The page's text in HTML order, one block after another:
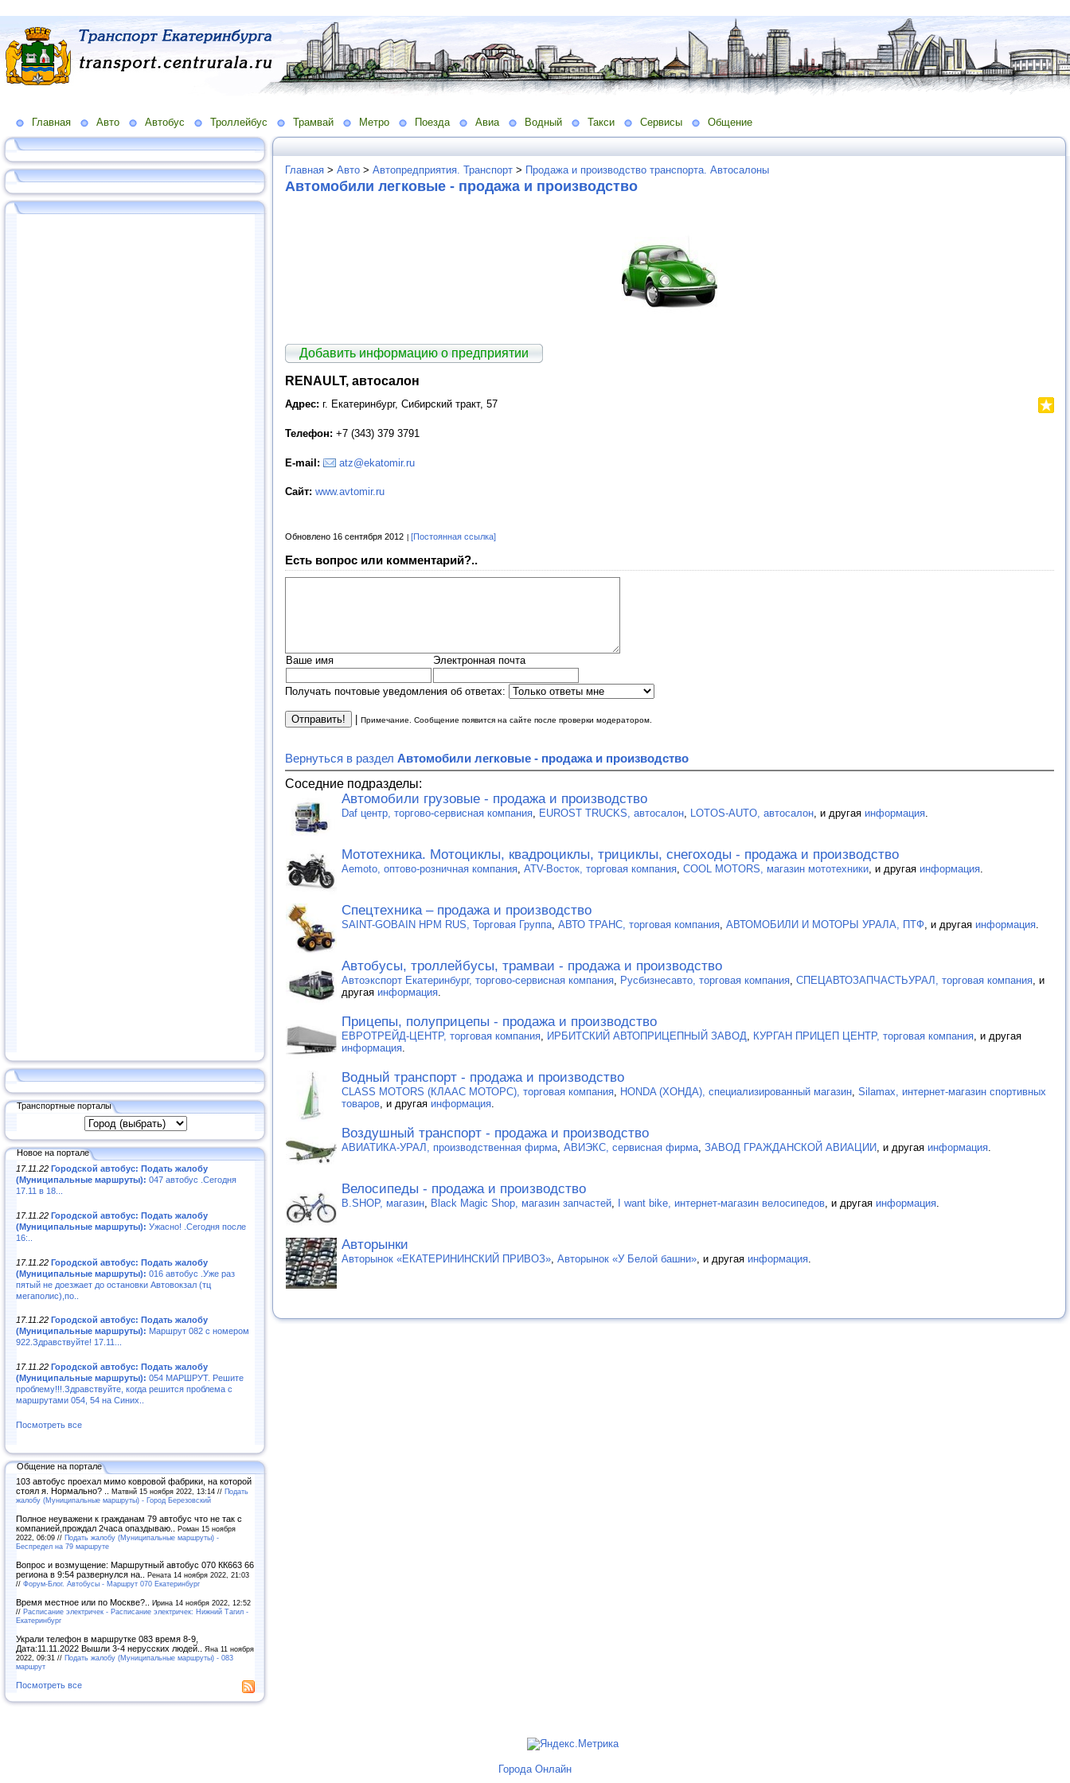
Главная Авто Автобус Троллейбус Трамвай Метро Поезда Авиа Водный Такси Сервисы Общение
Транспортные порталы
Новое на портале
17.11.22 Городской автобус: Подать жалобу
(Муниципальные маршруты): 047 автобус .Сегодня
17.11 в 18...
17.11.22 Городской автобус: Подать жалобу
(Муниципальные маршруты): Ужасно! .Сегодня после
16:..
17.11.22 Городской автобус: Подать жалобу
(Муниципальные маршруты): 016 автобус .Уже раз
пятый не доезжает до остановки Автовокзал (тц
мегаполис),по..
17.11.22 Городской автобус: Подать жалобу
(Муниципальные маршруты): Маршрут 082 с номером
922.Здравствуйте! 17.11...
17.11.22 Городской автобус: Подать жалобу
(Муниципальные маршруты): 054 МАРШРУТ. Решите
проблему!!!.Здравствуйте, когда решится проблема с
маршрутами 054, 54 на Синих..
Посмотреть все
Общение на портале
103 автобус проехал мимо ковровой фабрики, на которой
стоял я. Нормально? .. Матвнй 15 ноября 2022, 13:14 // Подать
жалобу (Муниципальные маршруты) - Город Березовский
Полное неуважени к гражданам 79 автобус что не так с
компанией,прождал 2часа опаздываю.. Роман 15 ноября
2022, 06:09 // Подать жалобу (Муниципальные маршруты) -
Беспредел на 79 маршруте
Вопрос и возмущение: Маршрутный автобус 070 КК663 66
региона в 9:54 развернулся на.. Рената 14 ноября 2022, 21:03
// Форум-Блог. Автобусы - Маршрут 070 Екатеринбург
Время местное или по Москве?.. Ирина 14 ноября 2022, 12:52
// Расписание электричек - Расписание электричек: Нижний Тагил -
Екатеринбург
Украли телефон в маршрутке 083 время 8-9,
Дата:11.11.2022 Вышли 3-4 нерусских людей.. Яна 11 ноября
2022, 09:31 // Подать жалобу (Муниципальные маршруты) - 083
маршрут
Посмотреть все
Главная > Авто > Автопредприятия. Транспорт > Продажа и производство транспорта. Автосалоны
Автомобили легковые - продажа и производство
Добавить информацию о предприятии
RENAULT, автосалон
Адрес: г. Екатеринбург, Сибирский тракт, 57
Телефон: +7 (343) 379 3791
E-mail: atz@ekatomir.ru
Сайт: www.avtomir.ru
Обновлено 16 сентября 2012 [Постоянная ссылка]
Есть вопрос или комментарий?..
Ваше имя Электронная почта
Получать почтовые уведомления об ответах:
| Примечание. Сообщение появится на сайте после проверки модератором.
Вернуться в раздел Автомобили легковые - продажа и производство
Соседние подразделы:
Автомобили грузовые - продажа и производство
Daf центр, торгово-сервисная компания EUROST TRUCKS, автосалон LOTOS-AUTO, автосалон , и другая информация
Мототехника. Мотоциклы, квадроциклы, трициклы, снегоходы - продажа и производство
Aemoto, оптово-розничная компания ATV-Восток, торговая компания COOL MOTORS, магазин мототехники , и другая информация
Спецтехника – продажа и производство
SAINT-GOBAIN HPM RUS, Торговая Группа АВТО ТРАНС, торговая компания АВТОМОБИЛИ И МОТОРЫ УРАЛА, ПТФ , и другая информация
Автобусы, троллейбусы, трамваи - продажа и производство
Автоэкспорт Екатеринбург, торгово-сервисная компания Русбизнесавто, торговая компания СПЕЦАВТОЗАПЧАСТЬУРАЛ, торговая компания , и
другая информация
Прицепы, полуприцепы - продажа и производство
ЕВРОТРЕЙД-ЦЕНТР, торговая компания ИРБИТСКИЙ АВТОПРИЦЕПНЫЙ ЗАВОД КУРГАН ПРИЦЕП ЦЕНТР, торговая компания , и другая
информация
Водный транспорт - продажа и производство
CLASS MOTORS (КЛААС МОТОРС), торговая компания HONDA (ХОНДА), специализированный магазин Silamax, интернет-магазин спортивных
товаров , и другая информация
Воздушный транспорт - продажа и производство
АВИАТИКА-УРАЛ, производственная фирма АВИЭКС, сервисная фирма ЗАВОД ГРАЖДАНСКОЙ АВИАЦИИ , и другая информация
Велосипеды - продажа и производство
B.SHOP, магазин Black Magic Shop, магазин запчастей I want bike, интернет-магазин велосипедов , и другая информация
Авторынки
Авторынок «ЕКАТЕРИНИНСКИЙ ПРИВОЗ» Авторынок «У Белой башни» , и другая информация
Города Онлайн